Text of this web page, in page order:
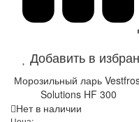
Добавить в
Морозильный ларь
Solutions HF 300
Нет в наличии